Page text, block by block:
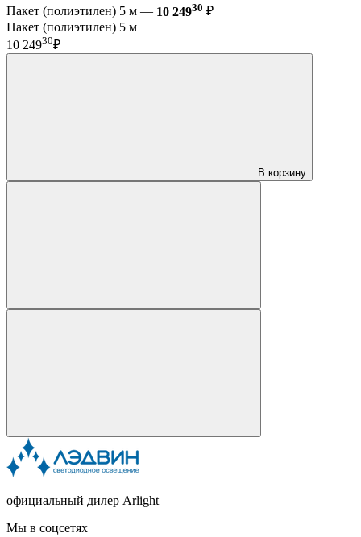
Пакет (полиэтилен) 5 м — 10 24930 ₽
Пакет (полиэтилен) 5 м
10 24930₽
В корзину
официальный дилер Arlight
Мы в соцсетях